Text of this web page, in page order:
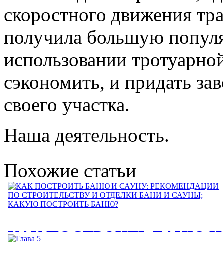
скоростного движения
получила большую
использовании
сэкономить, и придать
своего участка.
Наша деятельность.
Похожие статьи
КАК ПОСТРОИТЬ БАНЮ И